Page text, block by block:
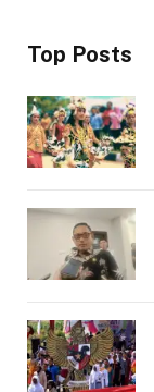
Top Posts